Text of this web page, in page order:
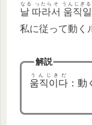
날 따라서 움직일
なる ったらそ うんじぎる
私に従って動く
解説
움직이다
うんじきだ
：動